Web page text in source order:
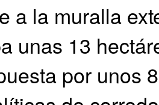
a la muralla
unas 13
por unos